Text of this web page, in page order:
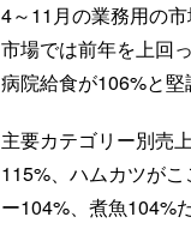
4～11月の業務用の
市場では前年を上回
病院給食が106%と堅
主要カテゴリー別売
115%、ハムカツが
ー104%、煮魚104%